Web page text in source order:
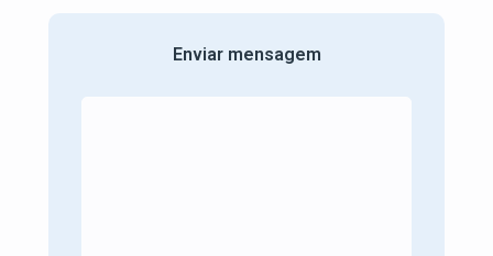
Enviar mensagem